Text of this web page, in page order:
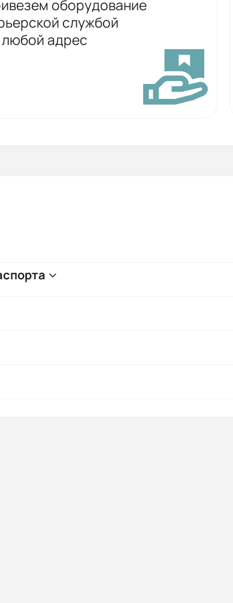
оборудование
службой
любой адрес